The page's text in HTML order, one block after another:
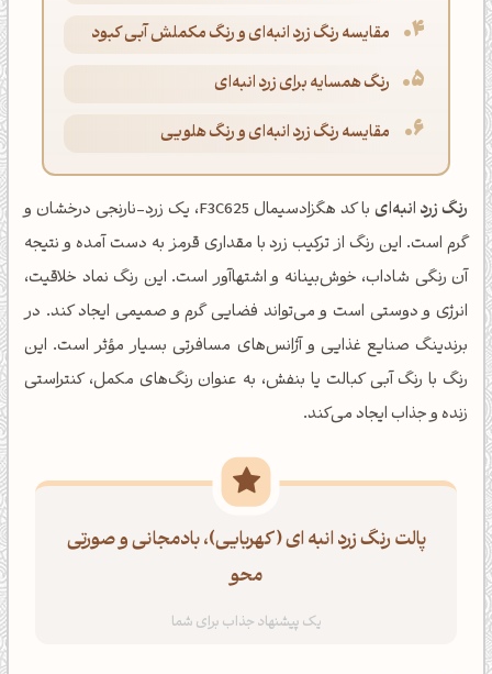
مقایسه رنگ زرد انبه‌ای و رنگ مکملش آبی کبود
رنگ همسایه برای زرد انبه‌ای
مقایسه رنگ زرد انبه‌ای و رنگ هلویی
رنگ زرد انبه‌ای
با کد هگزادسیمال F3C625، یک زرد-نارنجی درخشان و
گرم است. این رنگ از ترکیب زرد با مقداری قرمز به دست آمده و نتیجه
آن رنگی شاداب، خوش‌بینانه و اشتهاآور است. این رنگ نماد خلاقیت،
انرژی و دوستی است و می‌تواند فضایی گرم و صمیمی ایجاد کند. در
برندینگ صنایع غذایی و آژانس‌های مسافرتی بسیار مؤثر است. این
رنگ با رنگ آبی کبالت یا بنفش، به عنوان رنگ‌های مکمل، کنتراستی
زنده و جذاب ایجاد می‌کند.
پالت رنگ زرد انبه ای (کهربایی)، بادمجانی و صورتی
محو